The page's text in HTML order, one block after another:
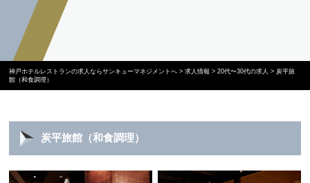
神戸ホテルレストランの求人ならサンキューマネジメントへ >求人情報 >20代〜30代の求人 > 炭平旅
館（和食調理）
炭平旅館（和食調理）